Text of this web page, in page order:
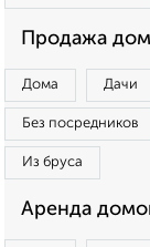
Продажа
Дома Дачи
Без посредников
Из бруса
Аренда